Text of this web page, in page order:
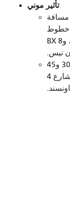
تأثير موني
براينت مسافة
خطوط
حافلات 8 بايشور، و8AX بايشور إكسبريس، و8 BX
سيتم نقل موقف حافلات ستوكتون رقم 30 و45
ستوكتون|يونيون مسافة 100 قدم غرب شارع 4